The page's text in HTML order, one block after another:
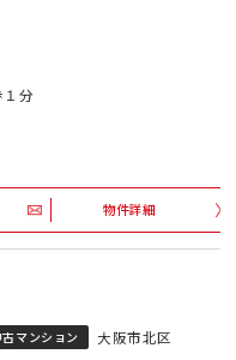
分
物件詳細
マンション 大阪市北区